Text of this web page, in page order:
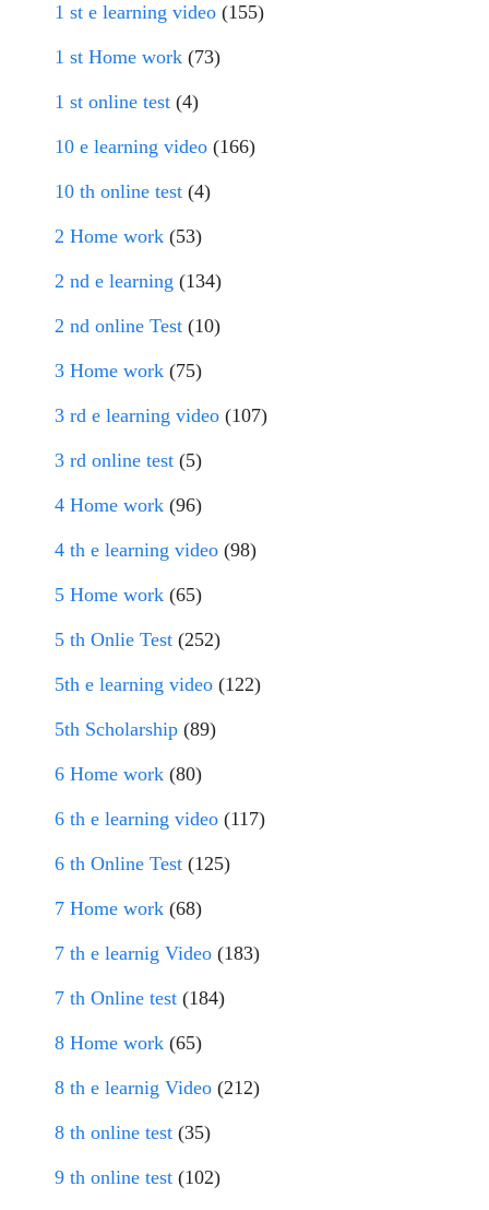
1 st e learning video (155)
1 st Home work (73)
1 st online test (4)
10 e learning video (166)
10 th online test (4)
2 Home work (53)
2 nd e learning (134)
2 nd online Test (10)
3 Home work (75)
3 rd e learning video (107)
3 rd online test (5)
4 Home work (96)
4 th e learning video (98)
5 Home work (65)
5 th Onlie Test (252)
5th e learning video (122)
5th Scholarship (89)
6 Home work (80)
6 th e learning video (117)
6 th Online Test (125)
7 Home work (68)
7 th e learnig Video (183)
7 th Online test (184)
8 Home work (65)
8 th e learnig Video (212)
8 th online test (35)
9 th online test (102)